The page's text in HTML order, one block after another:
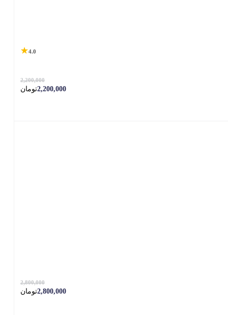
4.0
2,200,000
2,200,000تومان
2,800,000
2,800,000تومان